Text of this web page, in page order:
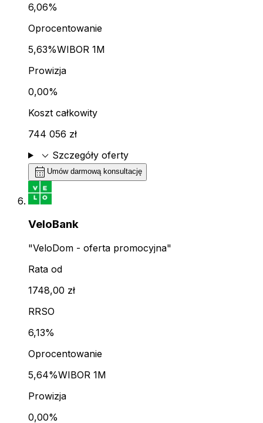
6,06%
Oprocentowanie
5,63%WIBOR 1M
Prowizja
0,00%
Koszt całkowity
744 056 zł
expand_more Szczegóły oferty
calendar_month Umów darmową konsultację
VeloBank
"VeloDom - oferta promocyjna"
Rata od
1748,00 zł
RRSO
6,13%
Oprocentowanie
5,64%WIBOR 1M
Prowizja
0,00%